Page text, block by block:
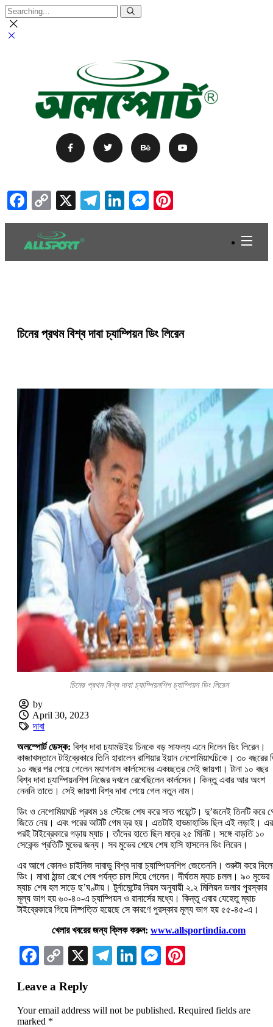
Facebook
Copy
Link
X Telegram
LinkedIn
Messenger
চিনের প্রথম বিশ্ব দাবা চ্যাম্পিয়ন ডিং লিরেন
চিনের প্রথম বিশ্ব দাবা চ্যাম্পিয়নশিপ চ্যাম্পিয়ন ডিং লিরেন
by
April 30, 2023
দাবা
অলস্পোর্ট ডেস্ক: বিশ্ব দাবা চ্যামউইয় চিনকে বড় সাফল্য এনে দিলেন ডিং লিরেন।
কাজাখস্তানে টাইব্রেকারে তিনি হারালেন রাশিয়ার ইয়ান নেপোমিয়াৎচিকে। ৩০ বছরের
১০ বছর পর পেয়ে গেলেন ম্যাগনাস কার্লসেনের একচ্ছত্র সেই জায়গা। টানা ১০ বছর
বিশ্ব দাবা চ্যাম্পিয়নশিপ নিজের দখলে রেখেছিলেন কার্লসেন। কিন্তু এবার আর অংশ
নেননি তাতে। সেই জায়গা বিশ্ব দাবা পেয়ে গেল নতুন নাম।
ডিং ও নেপোমিয়াৎচি প্রথম ১৪ স্টেজে শেষ করে সাত পয়েন্টে। দু’জনেই তিনটি করে
জিতে নেয়। এবং পরের আটটি গেম ড্র হয়। এতটাই হাড্ডাহাড্ডি ছিল এই লড়াই। এর
পরই টাইব্রেকারে গড়ায় ম্যাচ। তাঁদের হাতে ছিল মাত্র ২৫ মিনিট। সঙ্গে বাড়তি ১০
সেকেন্ড প্রতিটি মুভের জন্য। সব মুভের শেষে শেষ হাসি হাসলেন ডিং লিরেন।
এর আগে কোনও চাইনিজ দাবাড়ু বিশ্ব দাবা চ্যাম্পিয়নশিপ জেতেননি। শুরুটা করে
ডিং। মাথা ঠা‌ন্ডা রেখে শেষ পর্যন্ত চাল দিয়ে গেলেন। দীর্ঘতম ম্যাচ চলল। ৯০ মুভের
ম্যাচ শেষ হল সাড়ে ছ’ঘণ্টায়। টুর্নামেন্টের নিয়ম অনুযায়ী ২.২ মিলিয়ন ডলার পুরস্কার
মূল্য ভাগ হয় ৬০-৪০-এ চ্যাম্পিয়ন ও রানার্সের মধ্যে। কিন্তু এবার যেহেতু ম্যাচ
টাইব্রেকারে গিয়ে নিষ্পত্তি হয়েছে সে কারণে পুরস্কার মূল্য ভাগ হয় ৫৫-৪৫-এ।
খেলার খবরের জন্য ক্লিক করুন: www.allsportindia.com
Facebook
Copy
X Telegram
LinkedIn
Messenger
Leave a Reply
Your email address will not be published. Required fields are
marked *